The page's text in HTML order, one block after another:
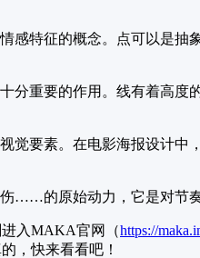
特征的概念。点可以是抽
重要的作用。线有着高度
觉要素。在电影海报设计中
……的原始动力，它是对节
入MAKA官网（https://
，快来看看吧！